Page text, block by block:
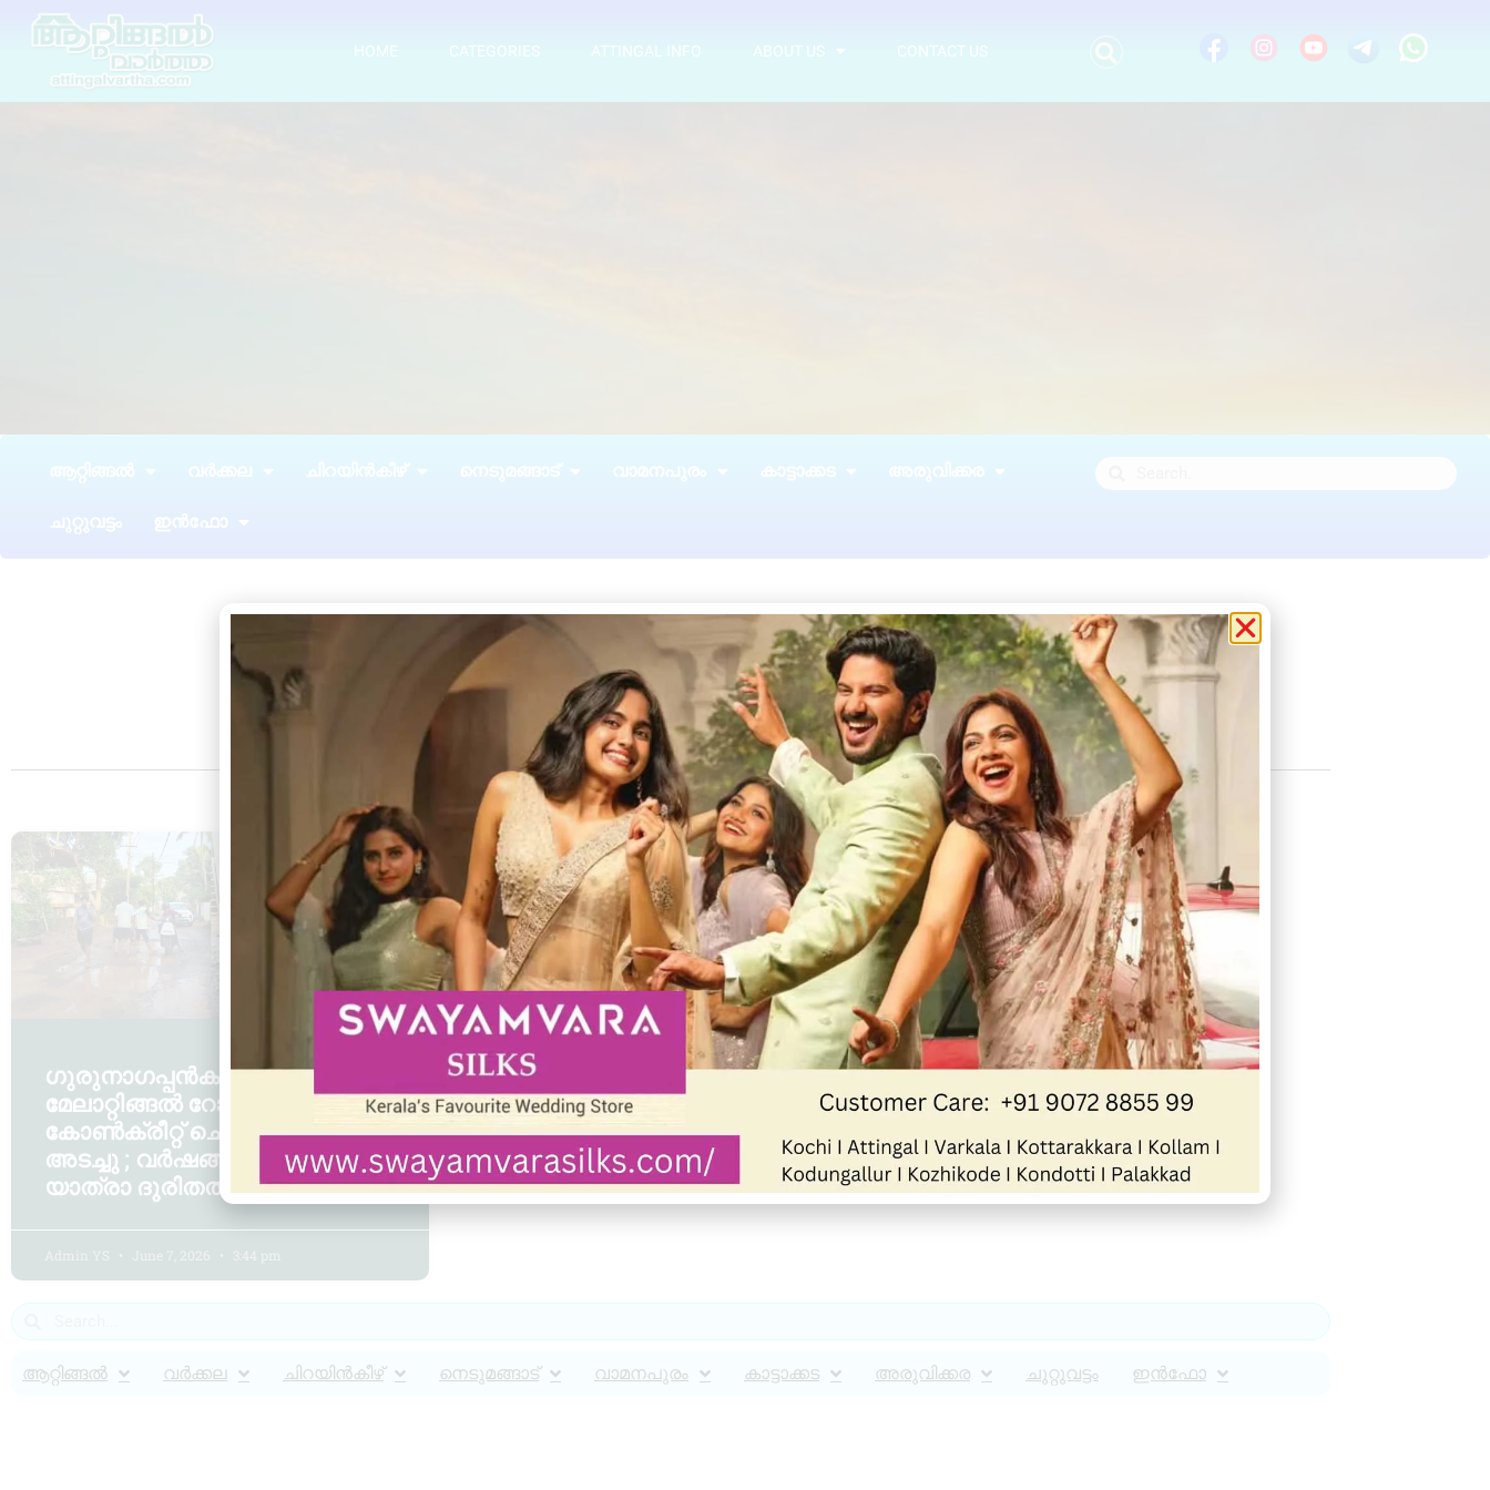
HOME CATEGORIES ATTINGAL INFO ABOUT US CONTACT US
ആറ്റിങ്ങൽ വർക്കല ചിറയിൻകീഴ് നെടുമങ്ങാട് വാമനപുരം കാട്ടാക്കട അരുവിക്കര
ചുറ്റുവട്ടം ഇൻഫോ
Tag: roadworks
ആറ്റിങ്ങൽ
ഗുരുനാഗപ്പൻകാവ്–
മേലാറ്റിങ്ങൽ റോഡിൽ
കോൺക്രീറ്റ് ചെയ്ത് കുഴി
അടച്ചു ; വർഷങ്ങളായുള്ള
യാത്രാ ദുരിതത്തിന് പരിഹാരം
Admin YS June 7, 2026 3:44 pm
ആറ്റിങ്ങൽ വർക്കല ചിറയിൻകീഴ് നെടുമങ്ങാട് വാമനപുരം കാട്ടാക്കട അരുവിക്കര ചുറ്റുവട്ടം ഇൻഫോ